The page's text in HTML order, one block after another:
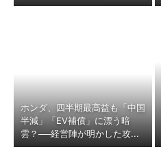
ホンダ、四半期最高益も「中国
半減」「EV補償」に漂う暗
雲？──経営陣が明かした攻...